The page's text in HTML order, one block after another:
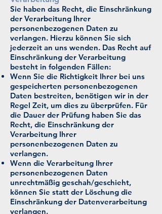
Sie haben das Recht, die Einschränkung
der Verarbeitung Ihrer
personenbezogenen Daten zu
verlangen. Hierzu können Sie sich
jederzeit an uns wenden. Das Recht auf
Einschränkung der Verarbeitung
besteht in folgenden Fällen:
Wenn Sie die Richtigkeit Ihrer bei uns
gespeicherten personenbezogenen
Daten bestreiten, benötigen wir in der
Regel Zeit, um dies zu überprüfen. Für
die Dauer der Prüfung haben Sie das
Recht, die Einschränkung der
Verarbeitung Ihrer
personenbezogenen Daten zu
verlangen.
Wenn die Verarbeitung Ihrer
personenbezogenen Daten
unrechtmäßig geschah/geschieht,
können Sie statt der Löschung die
Einschränkung der Datenverarbeitung
verlangen.